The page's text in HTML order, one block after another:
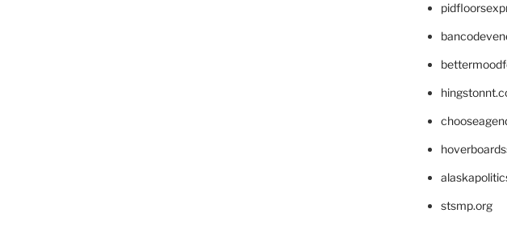
stsmp.org